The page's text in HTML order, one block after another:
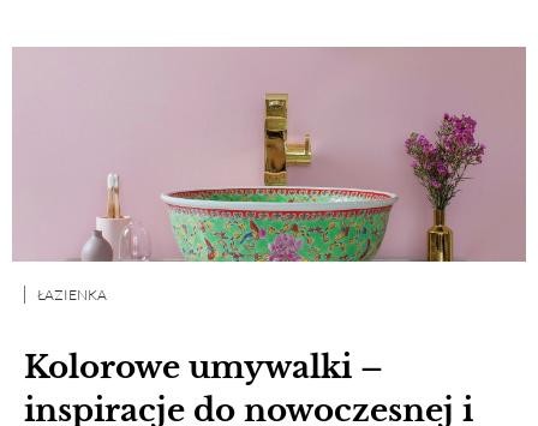
Kolorowe umywalki –
inspiracje do nowoczesnej i
ŁAZIENKA